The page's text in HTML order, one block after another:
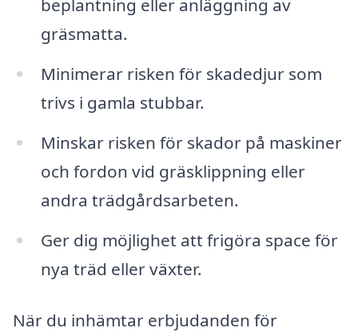
beplantning eller anläggning av
gräsmatta.
Minimerar risken för skadedjur som
trivs i gamla stubbar.
Minskar risken för skador på maskiner
och fordon vid gräsklippning eller
andra trädgårdsarbeten.
Ger dig möjlighet att frigöra space för
nya träd eller växter.
När du inhämtar erbjudanden för